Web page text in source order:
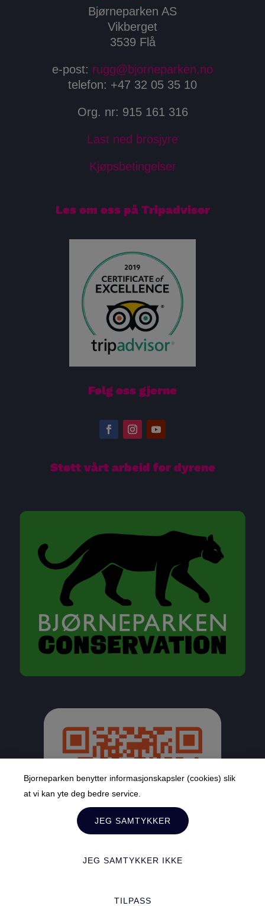
Bjørneparken AS
Vikberget
3539 Flå
e-post: rugg@bjorneparken.no
telefon: +47 32 05 35 10
Org. nr: 915 161 316
Last ned brosjyre
Kjøpsbetingelser
Les om oss på Tripadvisor
Følg oss gjerne
Støtt vårt arbeid for dyrene
Bjorneparken benytter informasjonskapsler (cookies) slik
at vi kan yte deg bedre service.
JEG SAMTYKKER
JEG SAMTYKKER IKKE
TILPASS